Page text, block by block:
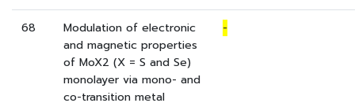
68
Modulation of electronic
and magnetic properties
of MoX2 (X = S and Se)
monolayer via mono- and
co-transition metal
-